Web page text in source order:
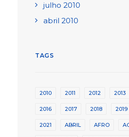
julho 2010
abril 2010
TAGS
2010 2011 2012 2013
2016 2017 2018 2019
2021 ABRIL AFRO